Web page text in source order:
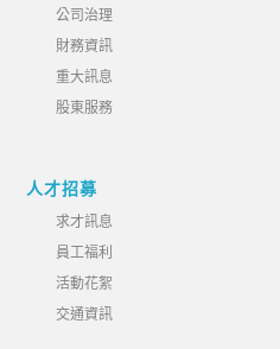
公司治理
財務資訊
重大訊息
股東服務
人才招募
求才訊息
員工福利
活動花絮
交通資訊